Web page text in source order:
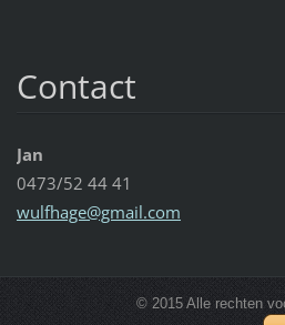
Contact
Jan
0473/52 44 41
wulfhage@gmail.com
© 2015 Alle rechten